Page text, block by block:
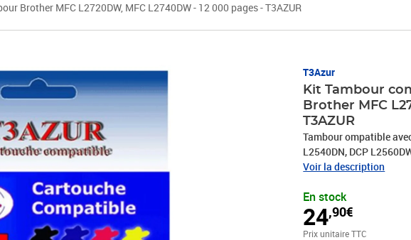
Brother MFC L2720DW, MFC L2740DW - 12 000 pages - T3AZUR
T3Azur
Kit Tambour
Brother MFC
T3AZUR
Tambour ompatible
L2540DN, DCP
L2700DN, MFC
de 5% , repondent à
. Encre de haute qualité
T3AZUR
Voir la description
En stock
24,90€
Prix 24,90€
Prix unitaire TTC